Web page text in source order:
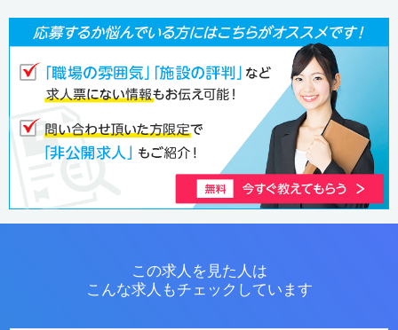
この求人を見た人は
こんな求人もチェックしています